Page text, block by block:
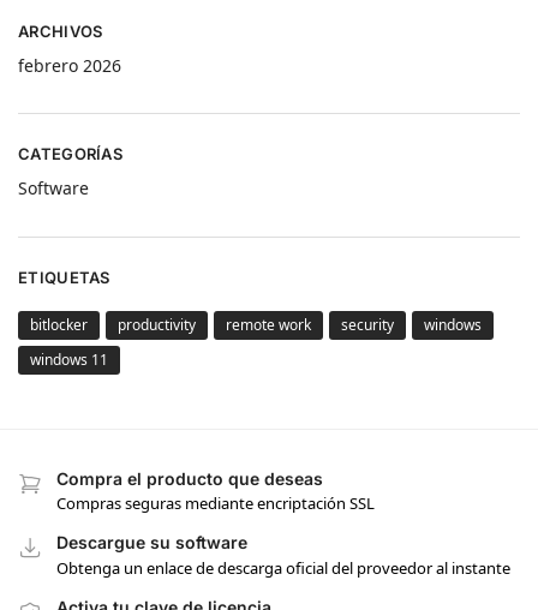
ARCHIVOS
febrero 2026
CATEGORÍAS
Software
ETIQUETAS
bitlocker productivity remote work security
windows
windows 11
Compra el producto que deseas
Compras seguras mediante encriptación SSL
Descargue su software
Obtenga un enlace de descarga oficial del proveedor al instante